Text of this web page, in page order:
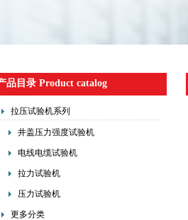
品目录 Product catalog
拉压试验机系列
井盖压力强度试验机
电线电缆试验机
拉力试验机
压力试验机
更多分类